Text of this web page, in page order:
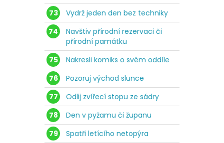
73
Vydrž jeden den bez techniky
74
Navštiv přírodní rezervaci či
přírodní památku
75
Nakresli komiks o svém oddíle
76
Pozoruj východ slunce
77
Odlij zvířecí stopu ze sádry
78
Den v pyžamu či županu
79
Spatři letícího netopýra